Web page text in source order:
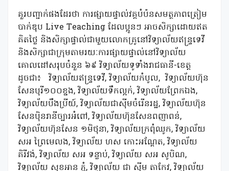
គួរបញ្ជាក់ផងដែរថា ការផ្សាយផ្ទាល់វគ្គបំប៉នសមត្ថភាពត្រៀម
បាក់ឌុប Live Teaching ដែលប្អូនៗ អាចសិក្សាដោយឥត
គិតថ្លៃ និងសិក្សាផ្ទាល់ជាមួយលោកគ្រូនៅវិទ្យាល័យឥន្ទ្រទេវី
និងសិក្សាជាក្រុមតាមរយៈការផ្សាយផ្ទាល់នៅវិទ្យាល័យ
គោលដៅសរុបចំនួន ៦៩ វិទ្យាល័យទូទាំងរាជធានី-ខេត្ត
ដូចជា៖
វិទ្យាល័យឥន្ទ្រទេវី, វិទ្យាល័យកំបូល, វិទ្យាល័យហ៊ុន
សែនបុរី១០០ខ្នង, វិទ្យាល័យទឹកល្អក់, វិទ្យាល័យព្រែកឯង,
វិទ្យាល័យបឹងប្រីយ៍, វិទ្យាល័យជាស៊ីមចំរើនរដ្ឋ, វិទ្យាល័យហ៊ុន
សែនប៉ិនរានីច្បារអំពៅ, វិទ្យាល័យហ៊ុនសែនពញាពន់,
វិទ្យាល័យហ៊ុនសែន ១មិថុនា, វិទ្យាល័យក្រពុំឈូក, វិទ្យាល័យ
សអ ព្រៃមេលង, វិទ្យាល័យ ហស កោះអណ្តែត, វិទ្យាល័យ
គិរីវង់, វិទ្យាល័យ សអ ទន្លាប់, វិទ្យាល័យ សអ សូបិណ,
វិទ្យាល័យ សុខអាន ភ្នំ, វិទ្យាល័យ ជា ស៊ីម តាកែវ, វិទ្យាល័យ